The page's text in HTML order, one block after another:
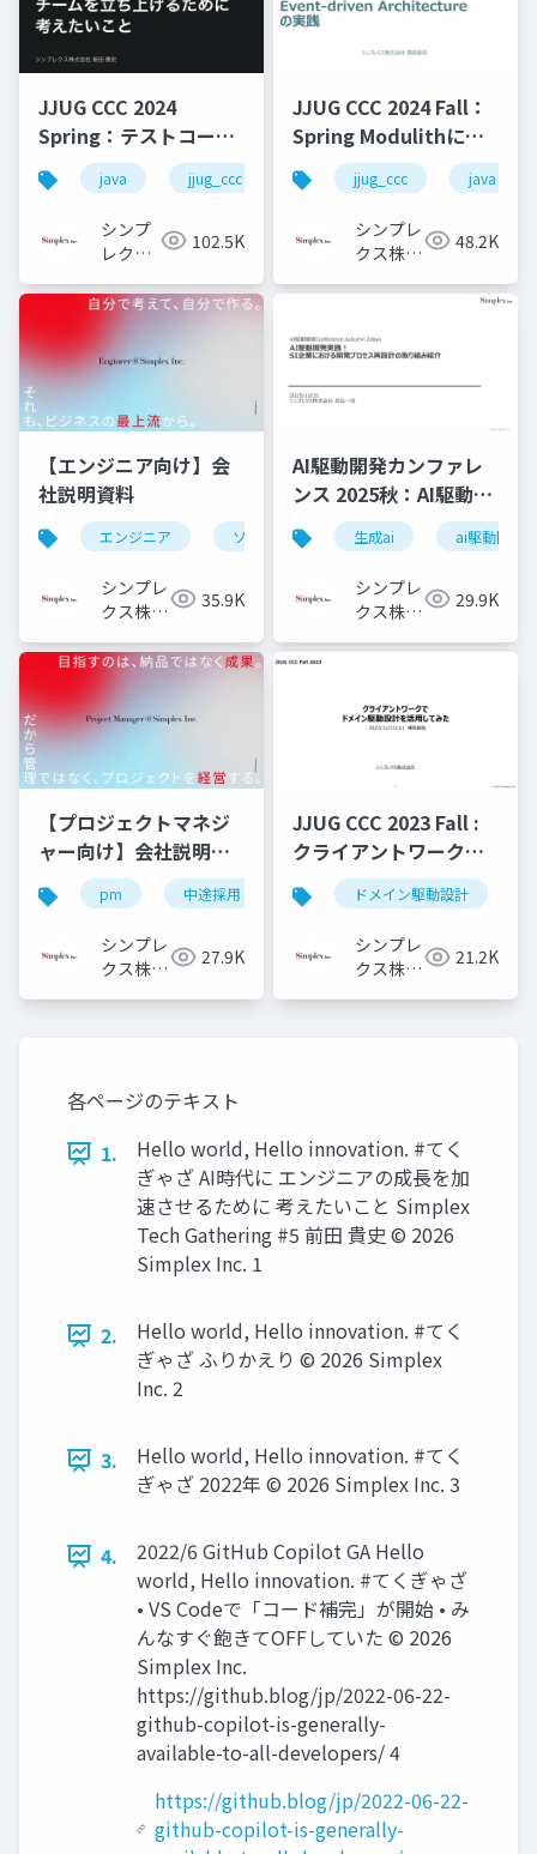
JJUG CCC 2024
Spring：テストコード
が根付くチームを立ち
上げるために考えたい
java jjug_ccc
シンプ
レクス
社
102.5K
JJUG CCC 2024 Fall：
Spring Modulithによ
るDDDとEvent-driven
Architectureの実践
jjug_ccc java
シンプレ
クス株式
48.2K
【エンジニア向け】会
社説明資料
エンジニア ソフトウェアエンジニア フロントエ
シンプレ
クス株式
35.9K
AI駆動開発カンファレ
ンス 2025秋：AI駆動開
発実践！ SI企業におけ
る開発プロセス再設計
の取り組み紹介
生成ai ai駆動開発
シンプレ
クス株式
29.9K
【プロジェクトマネジ
ャー向け】会社説明資
料
pm 中途採用 キャリア採用 pm採用
シンプレ
クス株式
27.9K
JJUG CCC 2023 Fall :
クライアントワークで
ドメイン駆動設計を活
用してみてた
ドメイン駆動設計
シンプレ
クス株式
21.2K
各ページのテキスト
1.
Hello world, Hello innovation. #てく
ぎゃざ AI時代に エンジニアの成長を加
速させるために 考えたいこと Simplex
Tech Gathering #5 前田 貴史 ©️ 2026
Simplex Inc. 1
2.
Hello world, Hello innovation. #てく
ぎゃざ ふりかえり ©️ 2026 Simplex
Inc. 2
3.
Hello world, Hello innovation. #てく
ぎゃざ 2022年 ©️ 2026 Simplex Inc. 3
4.
2022/6 GitHub Copilot GA Hello
world, Hello innovation. #てくぎゃざ
• VS Codeで「コード補完」が開始 • み
んなすぐ飽きてOFFしていた ©️ 2026
Simplex Inc.
https://github.blog/jp/2022-06-22-
github-copilot-is-generally-
available-to-all-developers/ 4
https://github.blog/jp/2022-06-22-
github-copilot-is-generally-